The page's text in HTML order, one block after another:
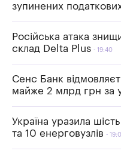
зупинених
Російська атака
склад Delta Plus
19:40
Сенс Банк
майже 2 млрд грн за
Україна уразила
та 10 енерговузлів